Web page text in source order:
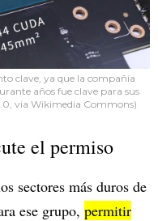
clave, ya que la compañía
años fue clave para sus
via Wikimedia Commons)
el permiso
sectores más duros de
ese grupo, permitir